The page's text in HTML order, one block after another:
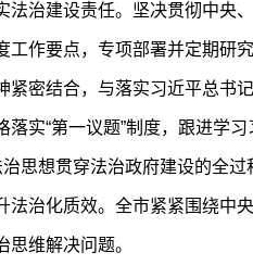
法治建设责任。坚决贯彻中
工作要点，专项部署并定期研
紧密结合，与落实习近平总书
落实“第一议题”制度，跟进学
思想贯穿法治政府建设的全过
法治化质效。全市紧紧围绕中
思维解决问题。